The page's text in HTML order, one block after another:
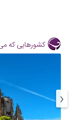
کشورهایی که می
‹